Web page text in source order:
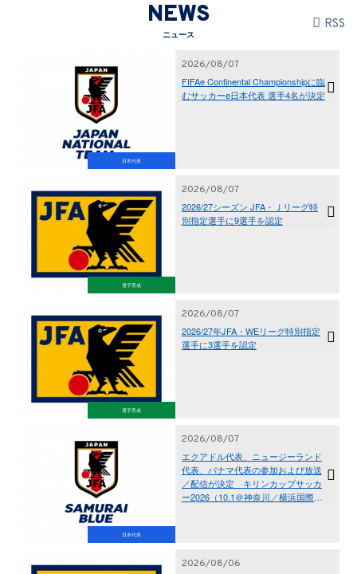
NEWS
ニュース
RSS
日本代表
2026/08/07
FIFAe Continental Championshipに臨
むサッカーe日本代表 選手4名が決定
選手育成
2026/08/07
2026/27シーズン JFA・Ｊリーグ特
別指定選手に9選手を認定
選手育成
2026/08/07
2026/27年JFA・WEリーグ特別指定
選手に3選手を認定
日本代表
2026/08/07
エクアドル代表、ニュージーランド
代表、パナマ代表の参加および放送
／配信が決定 キリンカップサッカ
ー2026（10.1＠神奈川／横浜国際総
2026/08/06